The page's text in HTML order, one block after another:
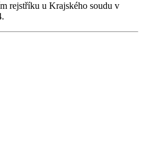
rejstříku u Krajského soudu v